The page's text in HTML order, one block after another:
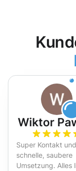
Wiktor
Super Kontakt und
schnelle, saubere
Umsetzung. Alles